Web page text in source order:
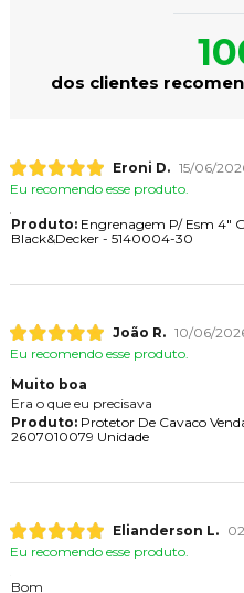
dos clientes
Eroni D. 15/06/
Eu recomendo esse produto.
Produto:Engrenagem P/ Esm 4"
Black&Decker - 5140004-30
João R. 10/06/
Eu recomendo esse produto.
Muito boa
Era o que eu precisava
Produto:Protetor De Cavaco
2607010079 Unidade
Elianderson L.
Eu recomendo esse produto.
Bom